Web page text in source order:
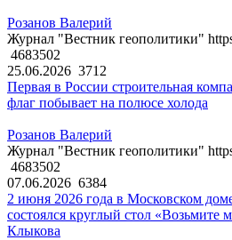
Розанов Валерий
Журнал "Вестник геополитики"
4683502
25.06.2026 3712
Первая в России строительная
флаг побывает на полюсе холода
Розанов Валерий
Журнал "Вестник геополитики"
4683502
07.06.2026 6384
2 июня 2026 года в Московском
состоялся круглый стол
Клыкова